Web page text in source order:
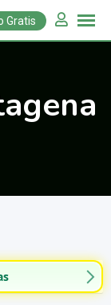
Gratis